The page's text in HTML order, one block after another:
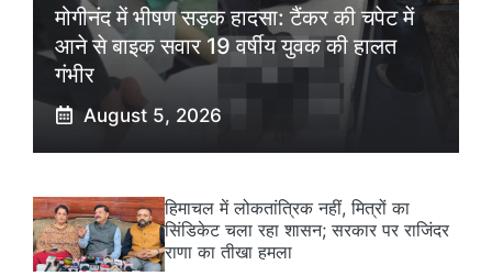
मोगीनंद में भीषण सड़क हादसा: टैंकर की चपेट में
आने से बाइक सवार 19 वर्षीय युवक की हालत
गंभीर
August 5, 2026
हिमाचल में लोकतांत्रिक नहीं, मित्रों का
सिंडिकेट चला रहा शासन; सरकार पर राजिंदर
राणा का तीखा हमला